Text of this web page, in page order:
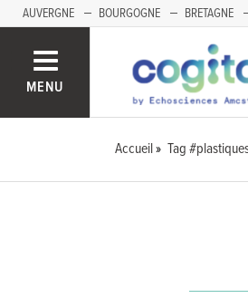
AUVERGNE BOURGOGNE BRETAGNE
MENU
Accueil Tag